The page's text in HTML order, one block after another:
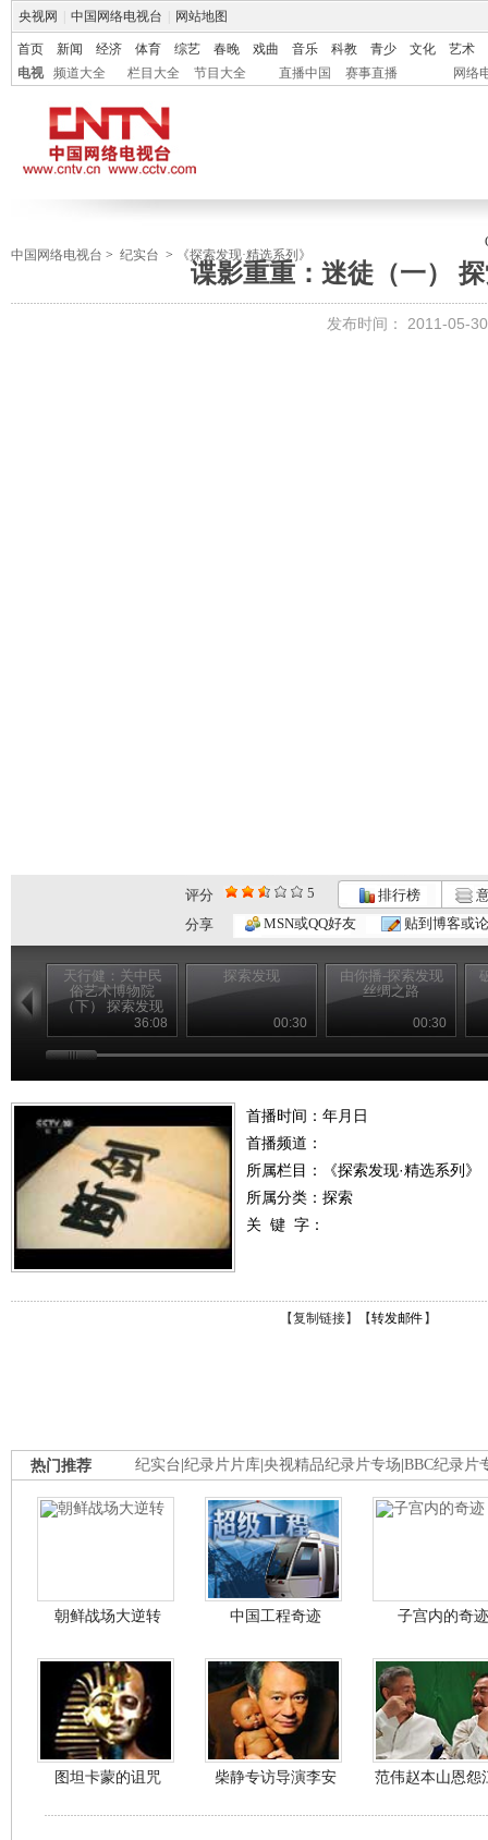
央视网 中国网络电视台 网站地图
首页 新闻 经济 体育 综艺 春晚 戏曲 音乐 科教 青少 文化
艺术
电视
频道大全 栏目大全 节目大全 直播中国 赛事直播 网络
中国网络电视台 > 纪实台 > 《探索发现·精选系列》
谍影重重：迷徒（一） 探
发布时间： 2011-05-
评分 5 排行榜
分享
MSN或QQ好友 贴到博客或
天行健：关中民
俗艺术博物院
（下） 探索发现
2011022836:08
探索发现
00:30
由你播-探索发现
丝绸之路
00:30
首播时间：年月日
首播频道：
所属栏目：
《探索发现·精选系列》
所属分类：探索
关 键 字：
【复制链接】【转发邮件 】
纪实台 纪录片片库 央视精品纪录片专场 BBC纪录片
热门推荐
朝鲜战场大逆转 中国工程奇迹 子宫内的奇迹
图坦卡蒙的诅咒 柴静专访导演李安 范伟赵本山恩怨